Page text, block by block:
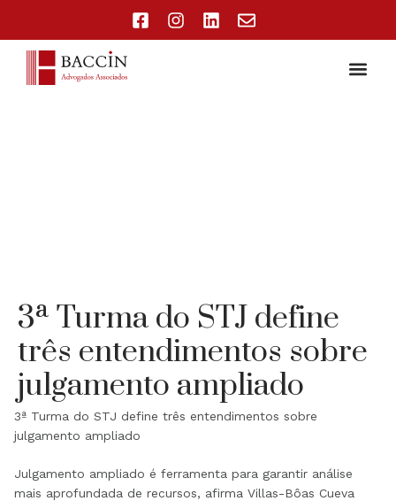
3ª Turma do STJ define
três entendimentos sobre
julgamento ampliado
3ª Turma do STJ define três entendimentos sobre
julgamento ampliado
Julgamento ampliado é ferramenta para garantir análise
mais aprofundada de recursos, afirma Villas-Bôas Cueva